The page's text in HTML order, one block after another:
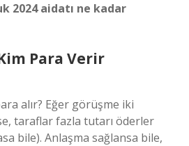
2024 aidatı ne kadar
Para Verir
alır? Eğer görüşme iki
taraflar fazla tutarı öderler
bile). Anlaşma sağlansa bile,